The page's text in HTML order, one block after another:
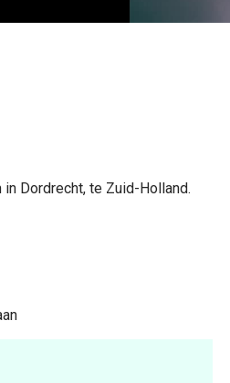
Dordrecht, te Zuid-Holland.